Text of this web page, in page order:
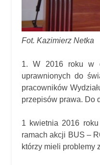
Fot. Kazimierz Netka
1. W 2016 roku w
uprawnionych do
pracowników
przepisów prawa. Do
1 kwietnia 2016
ramach akcji BUS –
którzy mieli problemy